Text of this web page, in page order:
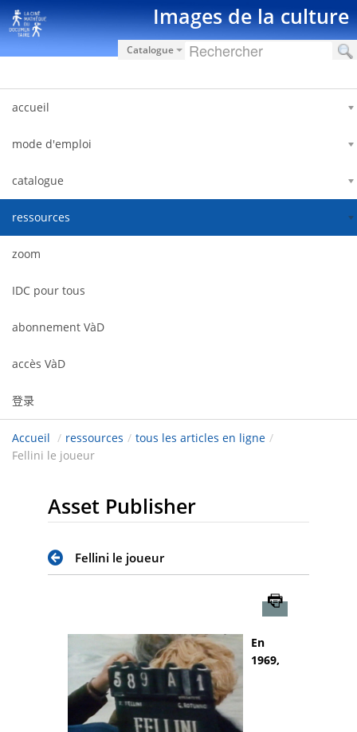
跳转到内容 Images de la culture
Catalogue
accueil
mode d'emploi
catalogue
ressources
zoom
IDC pour tous
abonnement VàD
accès VàD
登录
Accueil / ressources / tous les articles en ligne /
Fellini le joueur
Asset Publisher
Fellini le joueur
En
1969,